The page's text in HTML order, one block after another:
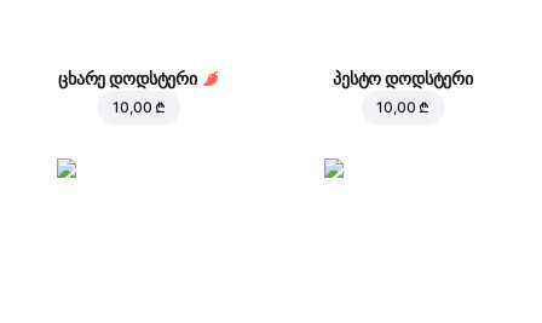
ცხარე დოდსტერი
10,00 ₾
პესტო დოდსტერი
10,00 ₾